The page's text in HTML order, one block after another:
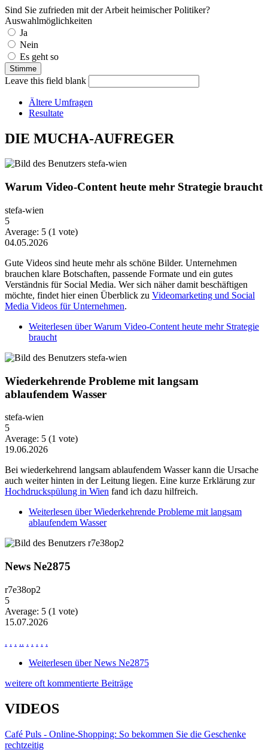
Sind Sie zufrieden mit der Arbeit heimischer Politiker?
Auswahlmöglichkeiten
Ja
Nein
Es geht so
Leave this field blank
Ältere Umfragen
Resultate
DIE MUCHA-AUFREGER
Warum Video-Content heute mehr Strategie braucht
stefa-wien
5
Average: 5 (1 vote)
04.05.2026
Gute Videos sind heute mehr als schöne Bilder. Unternehmen
brauchen klare Botschaften, passende Formate und ein gutes
Verständnis für Social Media. Wer sich näher damit beschäftigen
möchte, findet hier einen Überblick zu Videomarketing und Social
Media Videos für Unternehmen.
Weiterlesen über Warum Video-Content heute mehr Strategie
braucht
Wiederkehrende Probleme mit langsam
ablaufendem Wasser
stefa-wien
5
Average: 5 (1 vote)
19.06.2026
Bei wiederkehrend langsam ablaufendem Wasser kann die Ursache
auch weiter hinten in der Leitung liegen. Eine kurze Erklärung zur
Hochdruckspülung in Wien fand ich dazu hilfreich.
Weiterlesen über Wiederkehrende Probleme mit langsam
ablaufendem Wasser
News Ne2875
r7e38op2
5
Average: 5 (1 vote)
15.07.2026
. . . .. . . . . .
Weiterlesen über News Ne2875
weitere oft kommentierte Beiträge
VIDEOS
Café Puls - Online-Shopping: So bekommen Sie die Geschenke
rechtzeitig